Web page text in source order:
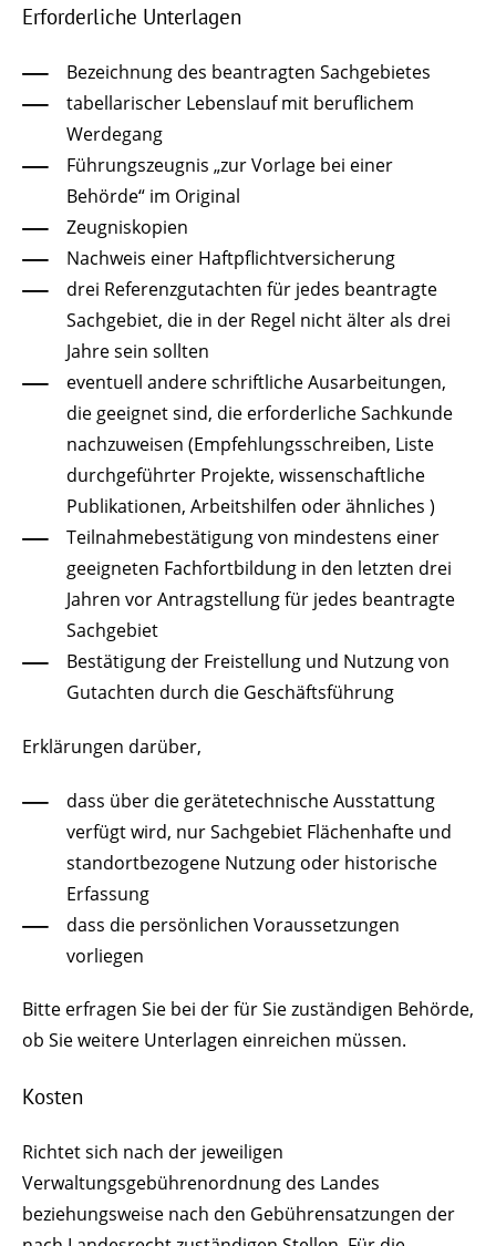
Erforderliche Unterlagen
Bezeichnung des beantragten Sachgebietes
tabellarischer Lebenslauf mit beruflichem
Werdegang
Führungszeugnis „zur Vorlage bei einer
Behörde“ im Original
Zeugniskopien
Nachweis einer Haftpflichtversicherung
drei Referenzgutachten für jedes beantragte
Sachgebiet, die in der Regel nicht älter als drei
Jahre sein sollten
eventuell andere schriftliche Ausarbeitungen,
die geeignet sind, die erforderliche Sachkunde
nachzuweisen (Empfehlungsschreiben, Liste
durchgeführter Projekte, wissenschaftliche
Publikationen, Arbeitshilfen oder ähnliches )
Teilnahmebestätigung von mindestens einer
geeigneten Fachfortbildung in den letzten drei
Jahren vor Antragstellung für jedes beantragte
Sachgebiet
Bestätigung der Freistellung und Nutzung von
Gutachten durch die Geschäftsführung
Erklärungen darüber,
dass über die gerätetechnische Ausstattung
verfügt wird, nur Sachgebiet Flächenhafte und
standortbezogene Nutzung oder historische
Erfassung
dass die persönlichen Voraussetzungen
vorliegen
Bitte erfragen Sie bei der für Sie zuständigen Behörde,
ob Sie weitere Unterlagen einreichen müssen.
Kosten
Richtet sich nach der jeweiligen
Verwaltungsgebührenordnung des Landes
beziehungsweise nach den Gebührensatzungen der